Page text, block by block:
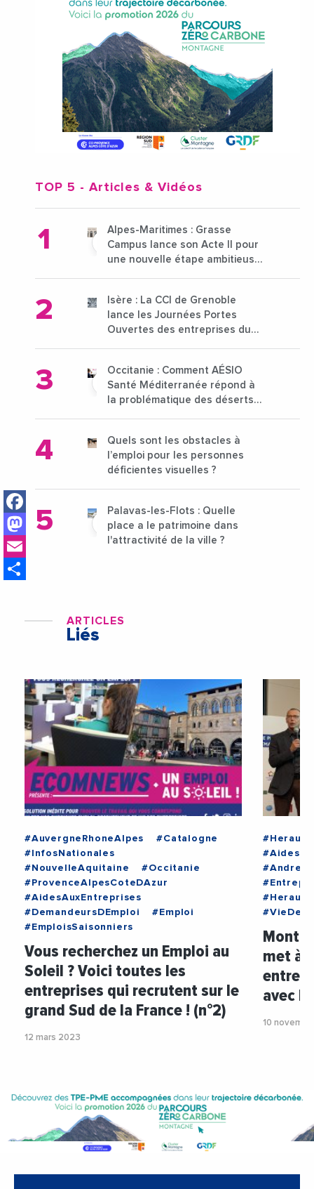
Facebook
Mastodon
TOP 5 - Articles & Vidéos
Alpes-Maritimes : Grasse
Campus lance son Acte II pour
une nouvelle étape ambitieuse
Isère : La CCI de Grenoble
lance les Journées Portes
Ouvertes des entreprises du
Occitanie : Comment AÉSIO
Santé Méditerranée répond à
la problématique des déserts
Quels sont les obstacles à
l’emploi pour les personnes
déficientes visuelles ?
Palavas-les-Flots : Quelle
place a le patrimoine dans
l'attractivité de la ville ?
ARTICLES
Liés
#AuvergneRhoneAlpes
#Catalogne
#InfosNationales
#NouvelleAquitaine
#Occitanie
#ProvenceAlpesCoteDAzur
#AidesAuxEntreprises
#DemandeursDEmploi
#Emploi
#EmploisSaisonniers
Vous recherchez un Emploi au
Soleil ? Voici toutes les
entreprises qui recrutent sur le
grand Sud de la France ! (n°2)
12 mars 2023
#Herault
#Herault
met à
avec
10